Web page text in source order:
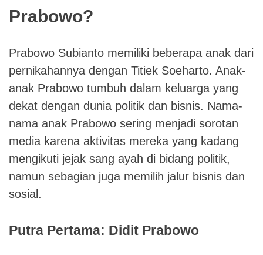
Prabowo?
Prabowo Subianto memiliki beberapa anak dari
pernikahannya dengan Titiek Soeharto. Anak-
anak Prabowo tumbuh dalam keluarga yang
dekat dengan dunia politik dan bisnis. Nama-
nama anak Prabowo sering menjadi sorotan
media karena aktivitas mereka yang kadang
mengikuti jejak sang ayah di bidang politik,
namun sebagian juga memilih jalur bisnis dan
sosial.
Putra Pertama: Didit Prabowo